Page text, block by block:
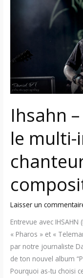
Ihsahn
le
Laisser un
Entrevue avec
« Pharos » et «
par notre journaliste
de ton nouvel album
Pourquoi as-tu choisi
chanteur
et
compositeur